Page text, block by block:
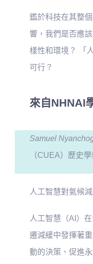
鑑於科技在其整
響，我們是否應
樣性和環境？ 「
可行？
來自NHNAI
Samuel
（CUEA）歷史
人工智慧對氣候
人工智慧（AI）
遷減緩中發揮著
動的決策、促進